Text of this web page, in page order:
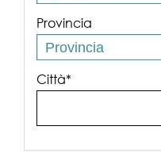
Provincia
Provincia
Città*